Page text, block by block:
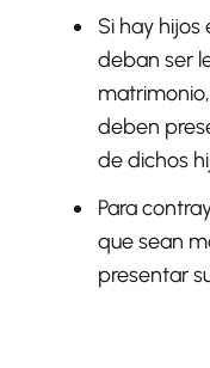
Si hay
deban ser
deben
de dichos
Para
que sean
presentar